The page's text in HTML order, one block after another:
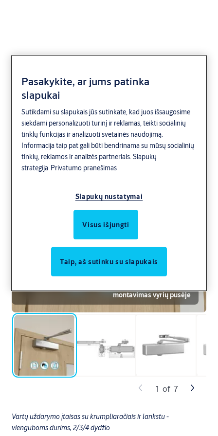
DC120
Rack and Pinion
Vartų uždarymo įtaisas su krumpliaračiais ir lankstu -
vienguboms durims, 2/3/4 dydžio
montavimas vyrių pusėje
1 of 7
Pasakykite, ar jums patinka
slapukai
Sutikdami su slapukais jūs sutinkate, kad juos išsaugosime
siekdami personalizuoti turinį ir reklamas, teikti socialinių
tinklų funkcijas ir analizuoti svetainės naudojimą.
Informacija taip pat gali būti bendrinama su mūsų socialinių
tinklų, reklamos ir analizės partneriais.Slapukų
strategija Privatumo pranešimas
Slapukų nustatymai
Visus išjungti
Taip, aš sutinku su slapukais